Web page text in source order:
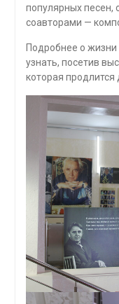
популярных песен,
соавторами —
Подробнее о
узнать, посетив
которая продлится